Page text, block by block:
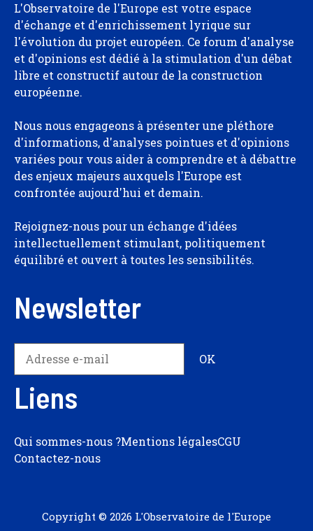
L'Observatoire de l'Europe est votre espace
d'échange et d'enrichissement lyrique sur
l'évolution du projet européen. Ce forum d'analyse
et d'opinions est dédié à la stimulation d'un débat
libre et constructif autour de la construction
européenne.
Nous nous engageons à présenter une pléthore
d'informations, d'analyses pointues et d'opinions
variées pour vous aider à comprendre et à débattre
des enjeux majeurs auxquels l'Europe est
confrontée aujourd'hui et demain.
Rejoignez-nous pour un échange d'idées
intellectuellement stimulant, politiquement
équilibré et ouvert à toutes les sensibilités.
Newsletter
Liens
Qui sommes-nous ?Mentions légalesCGU
Contactez-nous
Copyright © 2026 L'Observatoire de l'Europe